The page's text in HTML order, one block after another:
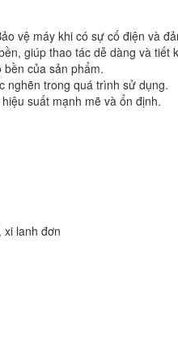
vệ máy khi có sự cố điện và
giúp thao tác dễ dàng và tiết
bền của sản phẩm.
nghẽn trong quá trình sử dụng.
suất mạnh mẽ và ổn định.
xi lanh đơn